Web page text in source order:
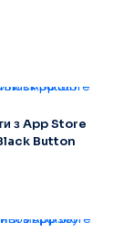
з App Store
Button